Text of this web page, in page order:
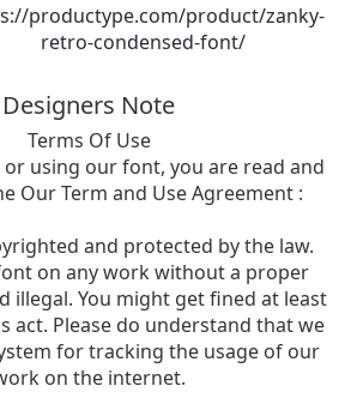
productype.com/product/zanky-
retro-condensed-font/
Designers Note
Terms Of Use
using our font, you are read and
Our Term and Use Agreement :
and protected by the law.
on any work without a proper
illegal. You might get fined at least
act. Please do understand that we
for tracking the usage of our
on the internet.